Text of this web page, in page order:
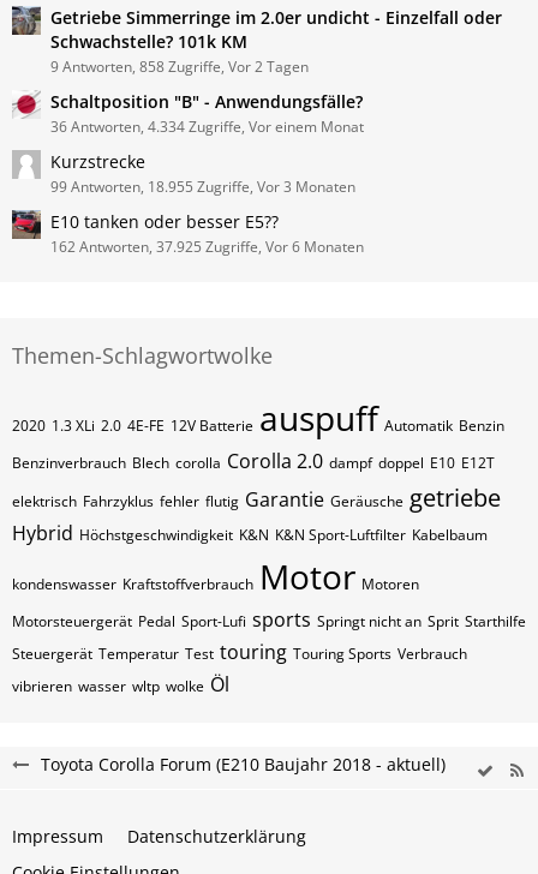
Getriebe Simmerringe im 2.0er undicht - Einzelfall oder
Schwachstelle? 101k KM
9 Antworten, 858 Zugriffe, Vor 2 Tagen
Schaltposition "B" - Anwendungsfälle?
36 Antworten, 4.334 Zugriffe, Vor einem Monat
Kurzstrecke
99 Antworten, 18.955 Zugriffe, Vor 3 Monaten
E10 tanken oder besser E5??
162 Antworten, 37.925 Zugriffe, Vor 6 Monaten
Themen-Schlagwortwolke
2020 1.3 XLi 2.0 4E-FE 12V Batterie auspuff Automatik Benzin
Benzinverbrauch Blech corolla Corolla 2.0 dampf doppel E10 E12T
elektrisch Fahrzyklus fehler flutig Garantie Geräusche getriebe
Hybrid Höchstgeschwindigkeit K&N K&N Sport-Luftfilter Kabelbaum
kondenswasser Kraftstoffverbrauch Motor Motoren
Motorsteuergerät Pedal Sport-Lufi sports Springt nicht an Sprit Starthilfe
Steuergerät Temperatur Test touring Touring Sports Verbrauch
vibrieren wasser wltp wolke Öl
Toyota Corolla Forum (E210 Baujahr 2018 - aktuell)
Impressum
Datenschutzerklärung